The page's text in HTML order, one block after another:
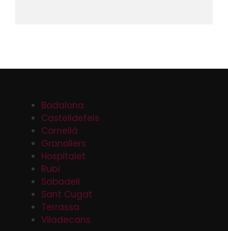
Badalona
Castelldefels
Cornellá
Granollers
Hospitalet
Rubí
Sabadell
Sant Cugat
Terrassa
Viladecans